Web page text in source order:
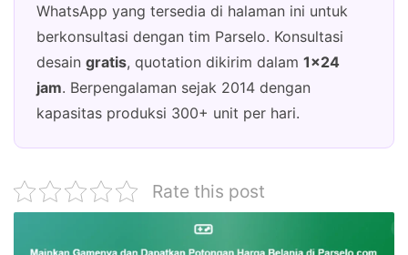
WhatsApp yang tersedia di halaman ini untuk
berkonsultasi dengan tim Parselo. Konsultasi
desain gratis, quotation dikirim dalam 1×24
jam. Berpengalaman sejak 2014 dengan
kapasitas produksi 300+ unit per hari.
Rate this post